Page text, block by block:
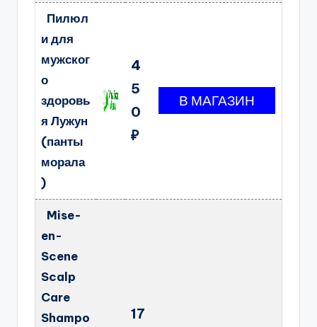
Пилюл
и для
мужског
о
здоровь
я Лужун
(панты
морала
)
4
5
0
₽
Mise-
en-
Scene
Scalp
Care
Shampo
17